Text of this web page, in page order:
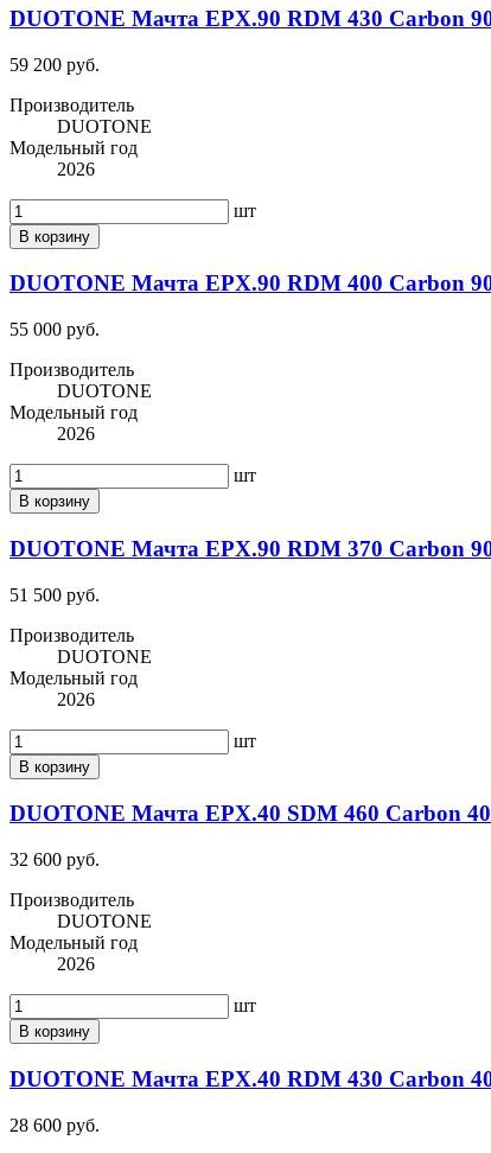
DUOTONE Мачта EPX.90 RDM 430 Carbon
59 200 руб.
Производитель
DUOTONE
Модельный год
2026
шт
В корзину
DUOTONE Мачта EPX.90 RDM 400 Carbon
55 000 руб.
Производитель
DUOTONE
Модельный год
2026
шт
В корзину
DUOTONE Мачта EPX.90 RDM 370 Carbon
51 500 руб.
Производитель
DUOTONE
Модельный год
2026
шт
В корзину
DUOTONE Мачта EPX.40 SDM 460 Carbon
32 600 руб.
Производитель
DUOTONE
Модельный год
2026
шт
В корзину
DUOTONE Мачта EPX.40 RDM 430 Carbon
28 600 руб.